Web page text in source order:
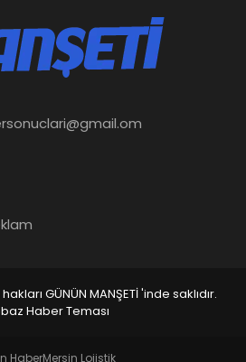
GÜNÜN MANŞETİ 'inde saklıdır.
Haber Teması
HaberMersin Lojistik